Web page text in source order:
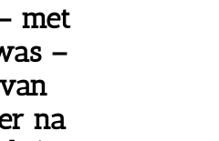
met
–
na